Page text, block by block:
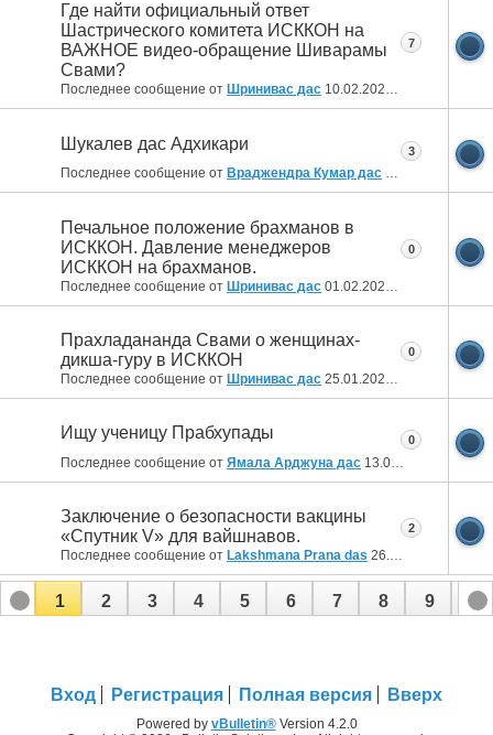
Где найти официальный ответ
Шастрического комитета ИСККОН на
ВАЖНОЕ видео-обращение Шиварамы
Свами?
Последнее сообщение от Шринивас дас 10.02.2022 14:25
7
Шукалев дас Адхикари
Последнее сообщение от Враджендра Кумар дас 04:23
3
Печальное положение брахманов в
ИСККОН. Давление менеджеров
ИСККОН на брахманов.
Последнее сообщение от Шринивас дас 01.02.2022
0
Прахладананда Свами о женщинах-
дикша-гуру в ИСККОН
Последнее сообщение от Шринивас дас 25.01.2022 23:52
0
Ищу ученицу Прабхупады
Последнее сообщение от Ямала Арджуна дас 13.01.2022 19:10
0
Заключение о безопасности вакцины
«Спутник V» для вайшнавов.
Последнее сообщение от Lakshmana Prana das 26.06.2021
2
1 2 3 4 5 6 7 8 9 10
Вход Регистрация Полная версия Вверх
Powered by vBulletin®Version 4.2.0